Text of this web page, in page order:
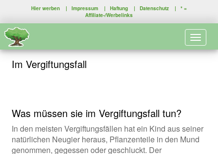
Hier werben | Impressum | Haftung | Datenschutz | * =
Affiliate-/Werbelinks
Im Vergiftungsfall
Was müssen sie im Vergiftungsfall tun?
In den meisten Vergiftungsfällen hat ein Kind aus seiner
natürlichen Neugier heraus, Pflanzenteile in den Mund
genommen, gegessen oder geschluckt. Der